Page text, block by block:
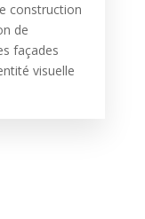
construction
de
façades
visuelle